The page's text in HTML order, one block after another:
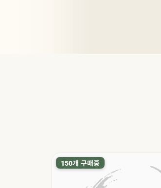
말복 더위
까지! 끝장
계탕, 남은 더위 싹
날리기!
진하고 시
원한 영월
깐다슬기 3봉 + 다
슬기 육수 특별 구성
취향대로
쏙쏙! 두레
두레맛찬 3개 이상
고르면 20% 할인
햇볕 아래
자극받은
지금 사면 하나 더!
진정 수분케어 1+1
내 몸을 위
한 가장 순
4개 구매하면 중형
하나 더!
두레생협
건강한 우리 농식품,
두레생협에서 신선
150개 구매중